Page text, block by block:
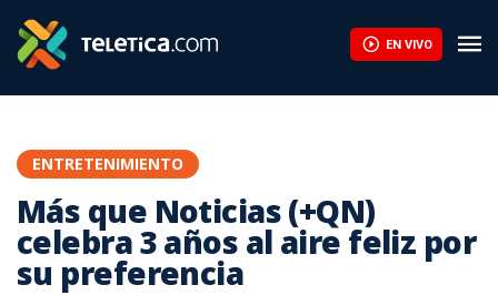
EN VIVO
ENTRETENIMIENTO
Más que Noticias (+QN)
celebra 3 años al aire feliz por
su preferencia